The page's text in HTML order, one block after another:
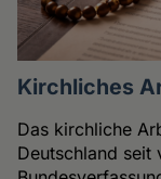
Kirchliches
Das kirchliche
Deutschland seit